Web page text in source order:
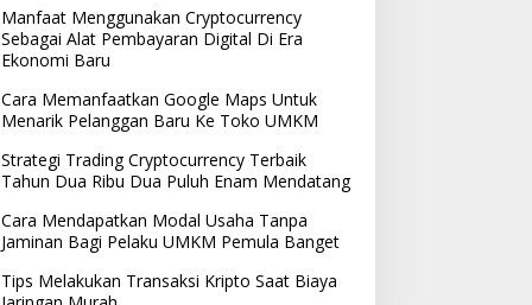
Manfaat Menggunakan Cryptocurrency
Sebagai Alat Pembayaran Digital Di Era
Ekonomi Baru
Cara Memanfaatkan Google Maps Untuk
Menarik Pelanggan Baru Ke Toko UMKM
Strategi Trading Cryptocurrency Terbaik
Tahun Dua Ribu Dua Puluh Enam Mendatang
Cara Mendapatkan Modal Usaha Tanpa
Jaminan Bagi Pelaku UMKM Pemula Banget
Tips Melakukan Transaksi Kripto Saat Biaya